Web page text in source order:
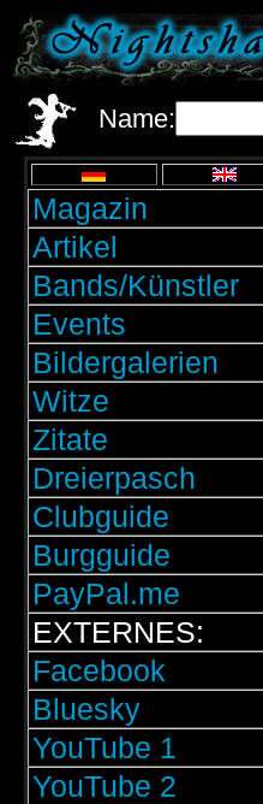
Name:
Magazin
Artikel
Bands/Künstler
Events
Bildergalerien
Witze
Zitate
Dreierpasch
Clubguide
Burgguide
PayPal.me
EXTERNES:
Facebook
Bluesky
YouTube 1
YouTube 2